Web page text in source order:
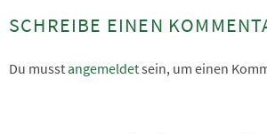
SCHREIBE EINEN
Du musstangemeldetsein, um einen